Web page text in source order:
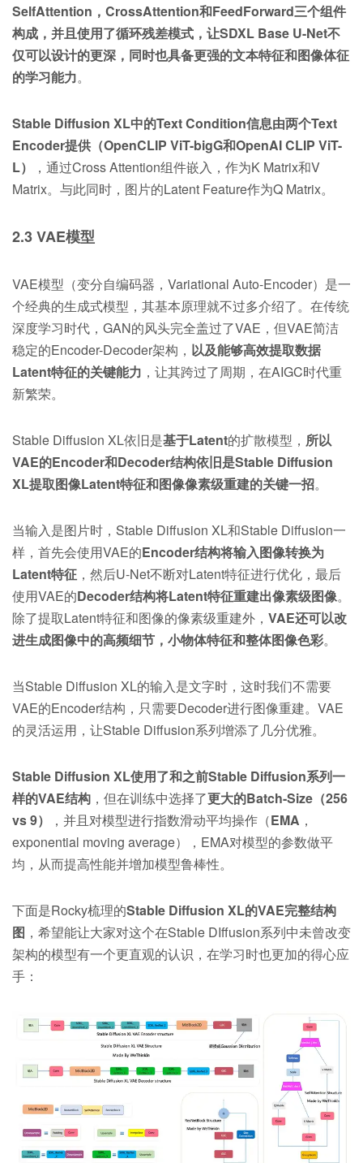
SelfAttention，CrossAttention和FeedForward三个组件
构成，并且使用了循环残差模式，让SDXL Base U-Net不
仅可以设计的更深，同时也具备更强的文本特征和图像体征
的学习能力。
Stable Diffusion XL中的Text Condition信息由两个Text
Encoder提供（OpenCLIP ViT-bigG和OpenAI CLIP ViT-
L）
，通过Cross Attention组件嵌入，作为K Matrix和V
Matrix。与此同时，图片的Latent Feature作为Q Matrix。
2.3 VAE模型
VAE模型（变分自编码器，Variational Auto-Encoder）是一
个经典的生成式模型，其基本原理就不过多介绍了。在传统
深度学习时代，GAN的风头完全盖过了VAE，但VAE简洁
稳定的Encoder-Decoder架构， 以及能够高效提取数据
Latent特征的关键能力 ，让其跨过了周期，在AIGC时代重
新繁荣。
Stable Diffusion XL依旧是基于Latent的扩散模型， 所以
VAE的Encoder和Decoder结构依旧是Stable Diffusion
XL提取图像Latent特征和图像像素级重建的关键一招。
当输入是图片时，Stable Diffusion XL和Stable Diffusion一
样，首先会使用VAE的Encoder结构将输入图像转换为
Latent特征 ，然后U-Net不断对Latent特征进行优化，最后
使用VAE的Decoder结构将Latent特征重建出像素级图像。
除了提取Latent特征和图像的像素级重建外， VAE还可以改
进生成图像中的高频细节，小物体特征和整体图像色彩。
当Stable Diffusion XL的输入是文字时，这时我们不需要
VAE的Encoder结构，只需要Decoder进行图像重建。VAE
的灵活运用，让Stable Diffusion系列增添了几分优雅。
Stable Diffusion XL使用了和之前Stable Diffusion系列一
样的VAE结构 ，但在训练中选择了更大的Batch-Size（256
vs 9）
，并且对模型进行指数滑动平均操作（EMA ，
exponential moving average），EMA对模型的参数做平
均，从而提高性能并增加模型鲁棒性。
下面是Rocky梳理的Stable Diffusion XL的VAE完整结构
图 ，希望能让大家对这个在Stable DIffusion系列中未曾改变
架构的模型有一个更直观的认识，在学习时也更加的得心应
手：